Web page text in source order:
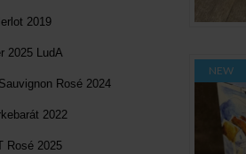
NEW
2019
2025 LudA
Rosé 2024
2022
Rosé 2025